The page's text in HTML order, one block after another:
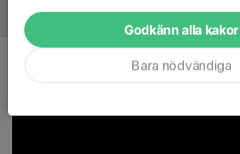
Referat
Förlust mot Vänersborg
Godkänn alla kakor
Bara nödvändiga